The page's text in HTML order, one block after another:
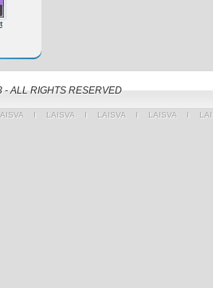
- ALL RIGHTS RESERVED
Ι LAISVA Ι LAISVA Ι LAISVA Ι